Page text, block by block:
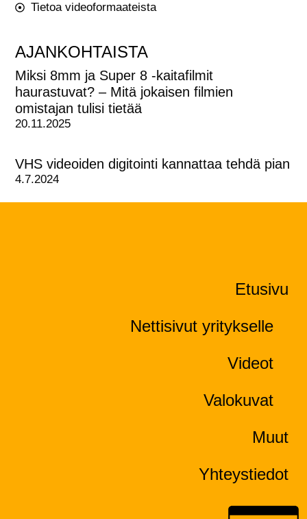
Tietoa videoformaateista
AJANKOHTAISTA
Miksi 8mm ja Super 8 -kaitafilmit
haurastuvat? – Mitä jokaisen filmien
omistajan tulisi tietää
20.11.2025
VHS videoiden digitointi kannattaa tehdä pian
4.7.2024
Etusivu
Nettisivut yritykselle
Videot
Valokuvat
Muut
Yhteystiedot